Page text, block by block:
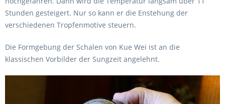
Stunden gesteigert. Nur so kann er die Enstehung der
verschiedenen Tropfenmotive steuern.
Die Formgebung der Schalen von Kue Wei ist an die
klassischen Vorbilder der Sungzeit angelehnt.